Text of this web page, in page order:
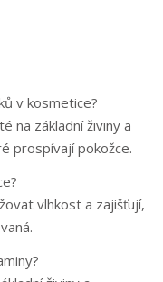
v kosmetice?
na základní živiny a
prospívají pokožce.
vlhkost a zajišťují,